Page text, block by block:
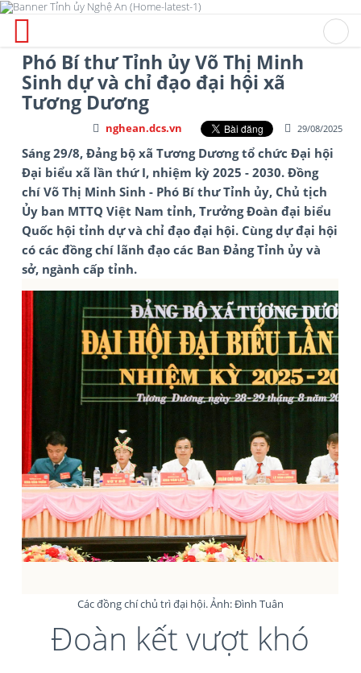
Phó Bí thư Tỉnh ủy Võ Thị Minh
Sinh dự và chỉ đạo đại hội xã
Tương Dương
29/08/2025
nghean.dcs.vn
Sáng 29/8, Đảng bộ xã Tương Dương tổ chức Đại hội
Đại biểu xã lần thứ I, nhiệm kỳ 2025 - 2030. Đồng
chí Võ Thị Minh Sinh - Phó Bí thư Tỉnh ủy, Chủ tịch
Ủy ban MTTQ Việt Nam tỉnh, Trưởng Đoàn đại biểu
Quốc hội tỉnh dự và chỉ đạo đại hội. Cùng dự đại hội
có các đồng chí lãnh đạo các Ban Đảng Tỉnh ủy và
sở, ngành cấp tỉnh.
Các đồng chí chủ trì đại hội. Ảnh: Đình Tuân
Đoàn kết vượt khó